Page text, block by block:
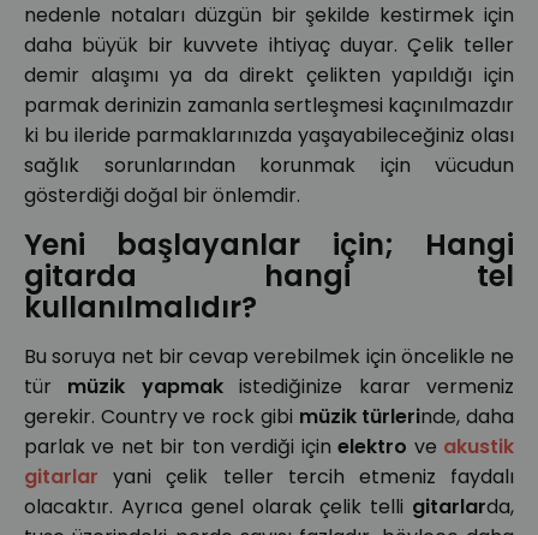
nedenle notaları düzgün bir şekilde kestirmek için
daha büyük bir kuvvete ihtiyaç duyar. Çelik teller
demir alaşımı ya da direkt çelikten yapıldığı için
parmak derinizin zamanla sertleşmesi kaçınılmazdır
ki bu ileride parmaklarınızda yaşayabileceğiniz olası
sağlık sorunlarından korunmak için vücudun
gösterdiği doğal bir önlemdir.
Yeni başlayanlar için; Hangi
gitarda hangi tel
kullanılmalıdır?
Bu soruya net bir cevap verebilmek için öncelikle ne
tür müzik yapmakistediğinize karar vermeniz
gerekir. Country ve rock gibi müzik türlerinde, daha
parlak ve net bir ton verdiği içinelektro ve akustik
gitarlar yani çelik teller tercih etmeniz faydalı
olacaktır. Ayrıca genel olarak çelik telli gitarlarda,